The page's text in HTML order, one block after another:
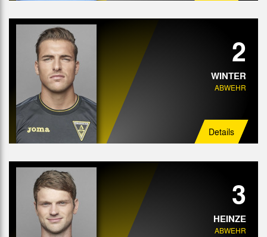
2
WINTER
ABWEHR
Details
3
HEINZE
ABWEHR